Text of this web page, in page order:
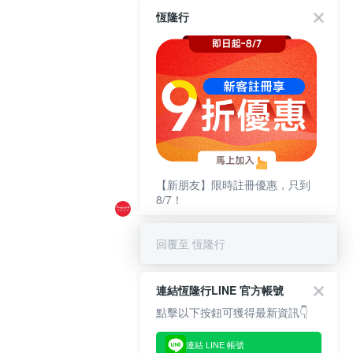
恆隆行
【新朋友】限時註冊優惠，只到
8/7！
回覆至 恆隆行
連結恆隆行LINE 官方帳號
點擊以下按鈕可獲得最新資訊👇
連結 LINE 帳號